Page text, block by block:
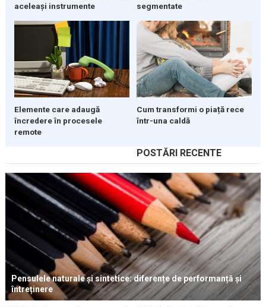
aceleași instrumente
segmentate
Elemente care adaugă
încredere în procesele
remote
Cum transformi o piață rece
într-una caldă
POSTĂRI RECENTE
Pensulele naturale și sintetice: diferențe de performanță și
întreținere